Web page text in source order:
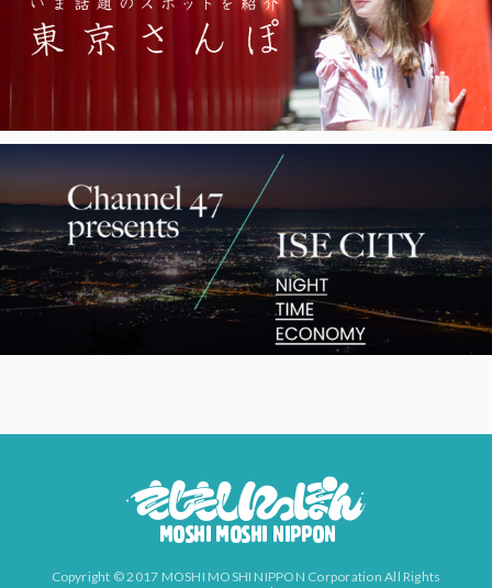
Copyright © 2017 MOSHI MOSHI NIPPON Corporation All Rights